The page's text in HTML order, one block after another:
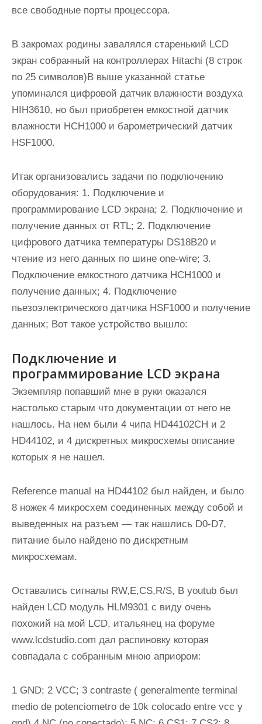
все свободные порты процессора.
В закромах родины завалялся старенький LCD
экран собранный на контроллерах Hitachi (8 строк
по 25 символов)В выше указанной статье
упоминался цифровой датчик влажности воздуха
HIH3610, но был приобретен емкостной датчик
влажности HCH1000 и барометрический датчик
HSF1000.
Итак организовались задачи по подключению
оборудования: 1. Подключение и
программирование LCD экрана; 2. Подключение и
получение данных от RTL; 2. Подключение
цифрового датчика температуры DS18B20 и
чтение из него данных по шине one-wire; 3.
Подключение емкостного датчика HCH1000 и
получение данных; 4. Подключение
пьезоэлектрического датчика HSF1000 и получение
данных; Вот такое устройство вышло:
Подключение и
программирование LCD экрана
Экземпляр попавший мне в руки оказался
настолько старым что документации от него не
нашлось. На нем были 4 чипа HD44102CH и 2
HD44102, и 4 дискретных микросхемы описание
которых я не нашел.
Reference manual на HD44102 был найден, и было
8 ножек 4 микросхем соединенных между собой и
выведенных на разъем — так нашлись D0-D7,
питание было найдено по дискретным
микросхемам.
Оставались сигналы RW,E,CS,R/S, В youtub был
найден LCD модуль HLM9301 с виду очень
похожий на мой LCD, итальянец на форуме
www.lcdstudio.com дал распиновку которая
совпадала с собранным мною априором:
1 GND; 2 VCC; 3 contraste ( generalmente terminal
medio de potenciometro de 10k colocado entre vcc y